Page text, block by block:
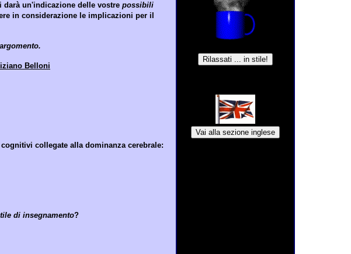
un'indicazione delle vostre possibili
in considerazione le implicazioni per il
Belloni
collegate alla dominanza cerebrale:
di insegnamento?